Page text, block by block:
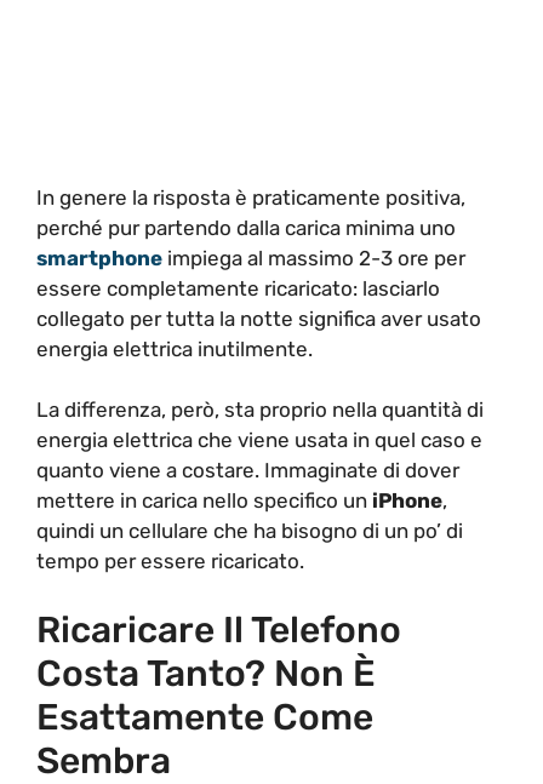
In genere la risposta è praticamente positiva,
perché pur partendo dalla carica minima uno
smartphone impiega al massimo 2-3 ore per
essere completamente ricaricato: lasciarlo
collegato per tutta la notte significa aver usato
energia elettrica inutilmente.
La differenza, però, sta proprio nella quantità di
energia elettrica che viene usata in quel caso e
quanto viene a costare. Immaginate di dover
mettere in carica nello specifico un iPhone,
quindi un cellulare che ha bisogno di un po’ di
tempo per essere ricaricato.
Ricaricare Il Telefono
Costa Tanto? Non È
Esattamente Come
Sembra